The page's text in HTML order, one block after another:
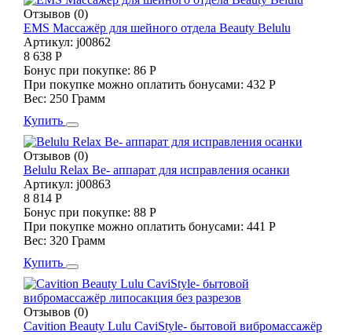
Отзывов (0)
EMS Массажёр для шейного отдела Beauty Belulu
Артикул: j00862
8 638 Р
Бонус при покупке: 86 Р
При покупке можно оплатить бонусами: 432 Р
Вес: 250 Грамм
Купить
Отзывов (0)
Belulu Relax Be- аппарат для исправления осанки
Артикул: j00863
8 814 Р
Бонус при покупке: 88 Р
При покупке можно оплатить бонусами: 441 Р
Вес: 320 Грамм
Купить
Отзывов (0)
Cavition Beauty Lulu CaviStyle- бытовой вибромассажёр